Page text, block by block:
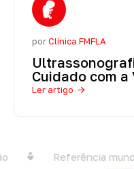
porClínica FMFLA
Cuidado com a
Ler artigo
Referência